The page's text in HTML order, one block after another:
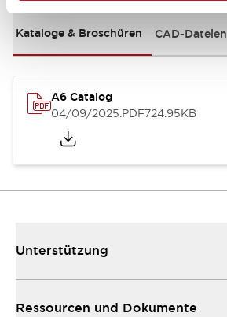
Kataloge & Broschüren CAD-Dateien
A6 Catalog
04/09/2025.PDF724.95KB
Unterstützung
Ressourcen und Dokumente